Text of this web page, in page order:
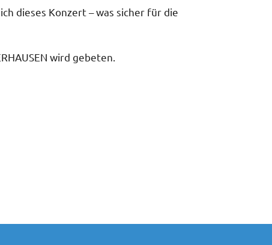
dieses Konzert – was sicher für die
wird gebeten.